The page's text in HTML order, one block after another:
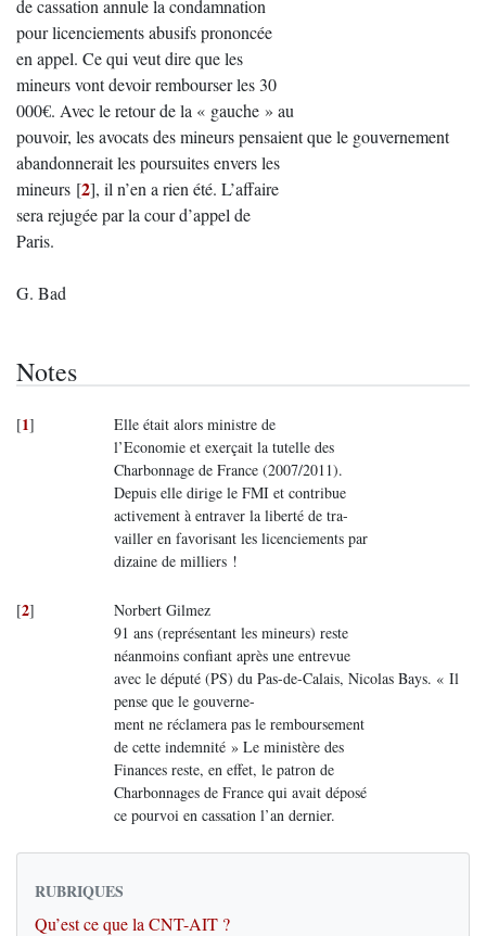
de cassation annule la condamnation
pour licenciements abusifs prononcée
en appel. Ce qui veut dire que les
mineurs vont devoir rembourser les 30
000€. Avec le retour de la « gauche » au
pouvoir, les avocats des mineurs pensaient que le gouvernement
abandonnerait les poursuites envers les
mineurs [2], il n’en a rien été. L’affaire
sera rejugée par la cour d’appel de
Paris.
G. Bad
Notes
[1]
Elle était alors ministre de
l’Economie et exerçait la tutelle des
Charbonnage de France (2007/2011).
Depuis elle dirige le FMI et contribue
activement à entraver la liberté de tra-
vailler en favorisant les licenciements par
dizaine de milliers !
[2]
Norbert Gilmez
91 ans (représentant les mineurs) reste
néanmoins confiant après une entrevue
avec le député (PS) du Pas-de-Calais, Nicolas Bays. « Il
pense que le gouverne-
ment ne réclamera pas le remboursement
de cette indemnité » Le ministère des
Finances reste, en effet, le patron de
Charbonnages de France qui avait déposé
ce pourvoi en cassation l’an dernier.
RUBRIQUES
Qu’est ce que la CNT-AIT ?